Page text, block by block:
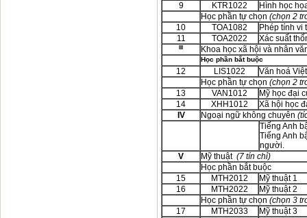
9
KTR1022
Hình học
Học phần tự chọn (chọn 2
10
TOA1082
Phép tính vi
11
TOA2022 Xác suất
Khoa học xã hội và nhân
Học phần bắt buộc
12 LIS1022
Văn hoá
Học phần tự chọn (chọn 2
13
VAN1012
Mỹ học đại
14
XHH1012
Xã hội học
IV
Ngoại ngữ không chuyên
Tiếng Anh
Tiếng Anh
người.
V
Mỹ thuật (7 tín chỉ)
Học phần bắt buộc
15
MTH2012
Mỹ thuật 1
16
MTH2022
Mỹ thuật 2
Học phần tự chọn (chọn 3
17
MTH2033
Mỹ thuật 3